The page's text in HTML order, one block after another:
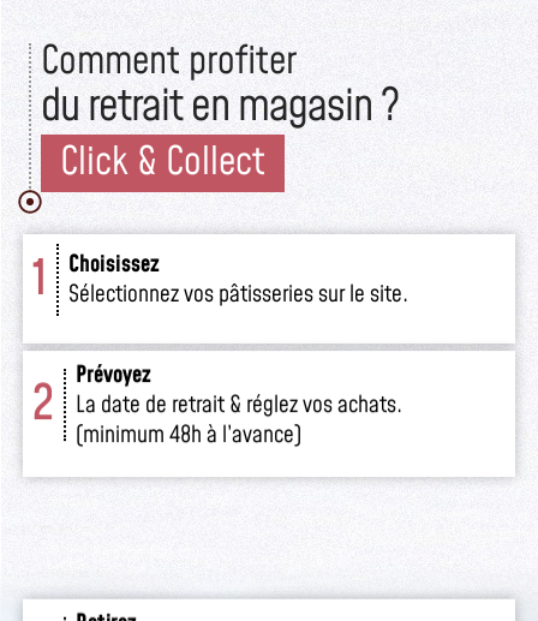
Comment profiter
du retrait en magasin ?
Click & Collect
1
Choisissez
Sélectionnez vos pâtisseries sur le site.
2
Prévoyez
La date de retrait & réglez vos achats.
(minimum 48h à l’avance)
en boutique.